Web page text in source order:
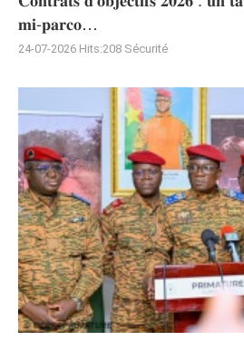
𝐦𝐢-𝐩𝐚𝐫𝐜𝐨…
24-07-2026 Hits:208 Sécurité